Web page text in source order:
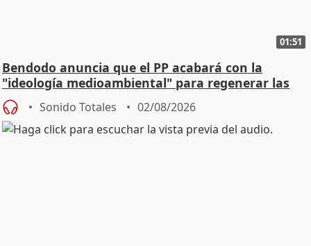
01:51
Bendodo anuncia que el PP acabará con la
"ideología medioambiental" para regenerar las
playas
Sonido Totales 02/08/2026